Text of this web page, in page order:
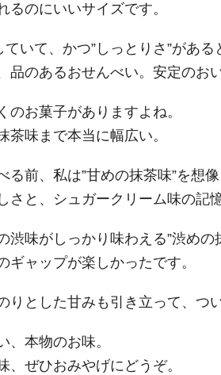
るのにいいサイズです。
いて、かつ”しっとりさ”がある
品のあるおせんべい。安定のお
のお菓子がありますよね。
茶味まで本当に幅広い。
る前、私は”甘めの抹茶味”を想像
さと、シュガークリーム味の記
渋味がしっかり味わえる”渋めの
ギャップが楽しかったです。
りとした甘みも引き立って、つ
、本物のお味。
、ぜひおみやげにどうぞ。